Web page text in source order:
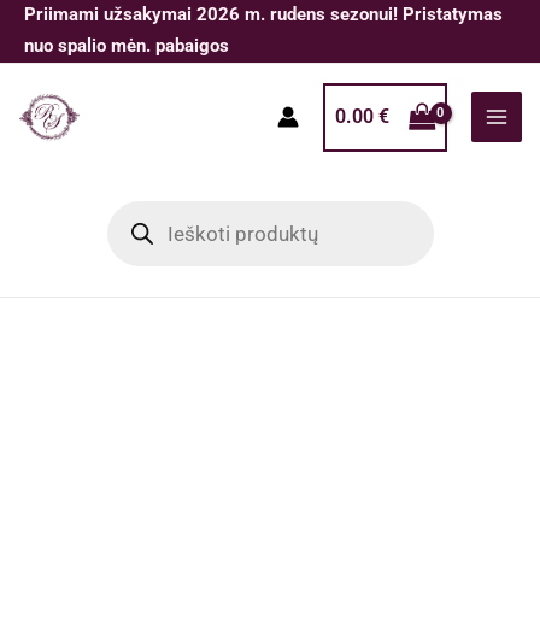
Pereiti
prie
Priimami užsakymai 2026 m. rudens sezonui! Pristatymas
nuo spalio mėn. pabaigos
0.00 €
search